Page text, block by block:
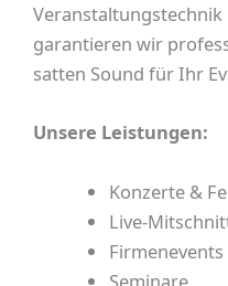
garantieren wir
satten Sound für Ihr
Unsere Leistungen:
Konzerte &
Live-
Seminare